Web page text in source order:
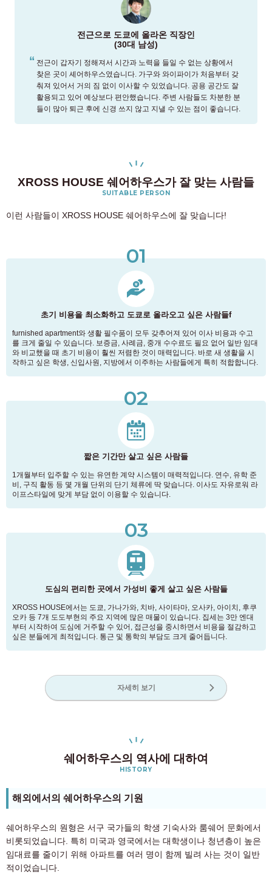
전근으로 도쿄에 올라온 직장인
(30대 남성)
전근이 갑자기 정해져서 시간과 노력을 들일 수 없는 상황에서
찾은 곳이 셰어하우스였습니다. 가구와 와이파이가 처음부터 갖
춰져 있어서 거의 짐 없이 이사할 수 있었습니다. 공용 공간도 잘
활용되고 있어 예상보다 편안했습니다. 주변 사람들도 차분한 분
들이 많아 퇴근 후에 신경 쓰지 않고 지낼 수 있는 점이 좋습니다.
XROSS HOUSE 쉐어하우스가 잘 맞는 사람들
SUITABLE PERSON
이런 사람들이 XROSS HOUSE 쉐어하우스에 잘 맞습니다!
01
초기 비용을 최소화하고 도쿄로 올라오고 싶은 사람들f
furnished apartment와 생활 필수품이 모두 갖추어져 있어 이사 비용과 수고
를 크게 줄일 수 있습니다. 보증금, 사례금, 중개 수수료도 필요 없어 일반 임대
와 비교했을 때 초기 비용이 훨씬 저렴한 것이 매력입니다. 바로 새 생활을 시
작하고 싶은 학생, 신입사원, 지방에서 이주하는 사람들에게 특히 적합합니다.
02
짧은 기간만 살고 싶은 사람들
1개월부터 입주할 수 있는 유연한 계약 시스템이 매력적입니다. 연수, 유학 준
비, 구직 활동 등 몇 개월 단위의 단기 체류에 딱 맞습니다. 이사도 자유로워 라
이프스타일에 맞게 부담 없이 이용할 수 있습니다.
03
도심의 편리한 곳에서 가성비 좋게 살고 싶은 사람들
XROSS HOUSE에서는 도쿄, 가나가와, 치바, 사이타마, 오사카, 아이치, 후쿠
오카 등 7개 도도부현의 주요 지역에 많은 매물이 있습니다. 집세는 3만 엔대
부터 시작하여 도심에 거주할 수 있어, 접근성을 중시하면서 비용을 절감하고
싶은 분들에게 최적입니다. 통근 및 통학의 부담도 크게 줄어듭니다.
자세히 보기
쉐어하우스의 역사에 대하여
HISTORY
해외에서의 쉐어하우스의 기원
쉐어하우스의 원형은 서구 국가들의 학생 기숙사와 룸쉐어 문화에서
비롯되었습니다. 특히 미국과 영국에서는 대학생이나 청년층이 높은
임대료를 줄이기 위해 아파트를 여러 명이 함께 빌려 사는 것이 일반
적이었습니다.